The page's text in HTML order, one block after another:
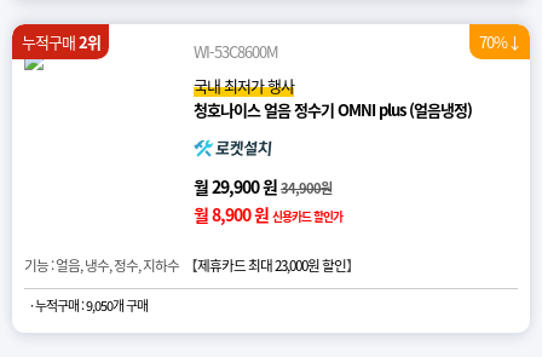
누적구매2위
WI-53C8600M
국내 최저가 행사
청호나이스 얼음 정수기 OMNI plus (얼음냉정)
월 29,900 원34,900원
월 8,900 원 신용카드 할인가
70%↓
기능 : 얼음, 냉수, 정수, 지하수 【제휴카드 최대 23,000원 할인】
· 누적구매 : 9,050개 구매